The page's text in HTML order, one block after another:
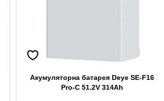
Акумуляторна батарея Deye SE-F16
Pro-C 51.2V 314Ah